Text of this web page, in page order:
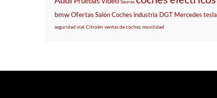
Sauras
bmwOfertasSalónCoches industria DGT Mercedes tesla
seguridad vial Citroën ventas de coches movilidad